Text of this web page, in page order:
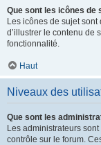
Que sont les icônes de
Les icônes de sujet sont
d’illustrer le contenu de
fonctionnalité.
Haut
Niveaux des
Que sont les
Les administrateurs
contrôle sur le forum.